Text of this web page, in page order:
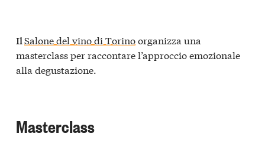
IlSalone del vino di Torinoorganizza una
masterclass per raccontare l’approccio emozionale
alla degustazione.
Masterclass